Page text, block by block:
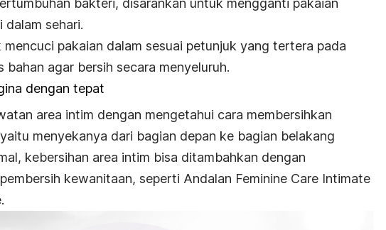
bakteri, disarankan untuk mengganti pakaian
dalam sehari.
pakaian dalam sesuai petunjuk yang tertera pada
bahan agar bersih secara menyeluruh.
dengan tepat
area intim dengan mengetahui cara membersihkan
menyekanya dari bagian depan ke bagian belakang
kebersihan area intim bisa ditambahkan dengan
kewanitaan, seperti Andalan Feminine Care Intimate